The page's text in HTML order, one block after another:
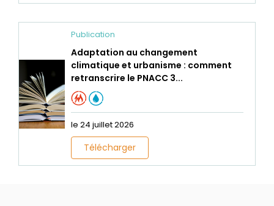
Publication
Adaptation au changement
climatique et urbanisme : comment
retranscrire le PNACC 3...
le 24 juillet 2026
Télécharger